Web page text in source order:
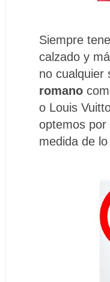
Siempre
calzado y
no cualquier
romano
o Louis
optemos por
medida de